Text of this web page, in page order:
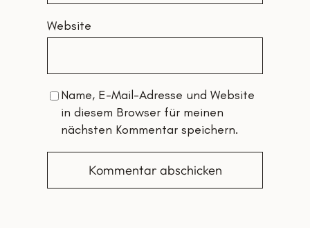
Website
Name, E-Mail-Adresse und Website
in diesem Browser für meinen
nächsten Kommentar speichern.